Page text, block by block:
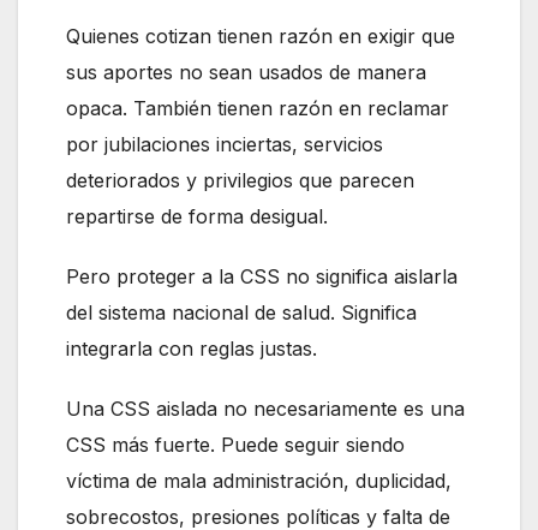
Quienes cotizan tienen razón en exigir que
sus aportes no sean usados de manera
opaca. También tienen razón en reclamar
por jubilaciones inciertas, servicios
deteriorados y privilegios que parecen
repartirse de forma desigual.
Pero proteger a la CSS no significa aislarla
del sistema nacional de salud. Significa
integrarla con reglas justas.
Una CSS aislada no necesariamente es una
CSS más fuerte. Puede seguir siendo
víctima de mala administración, duplicidad,
sobrecostos, presiones políticas y falta de